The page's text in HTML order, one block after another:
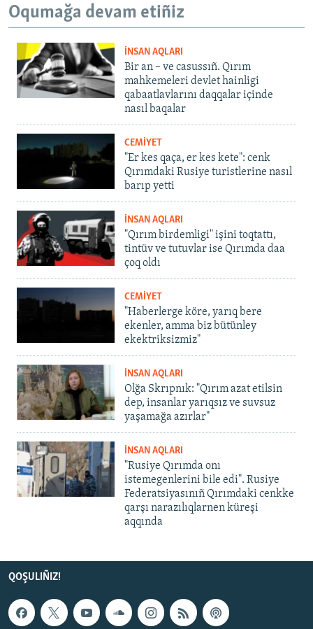
Oqumağa devam etiñiz
İNSAN AQLARI
Bir an – ve casussıñ. Qırım
mahkemeleri devlet hainligi
qabaatlavlarını daqqalar içinde
nasıl baqalar
CEMİYET
"Er kes qaça, er kes kete": cenk
Qırımdaki Rusiye turistlerine nasıl
barıp yetti
İNSAN AQLARI
"Qırım birdemligi" işini toqtattı,
tintüv ve tutuvlar ise Qırımda daa
çoq oldı
CEMİYET
"Haberlerge köre, yarıq bere
ekenler, amma biz bütünley
ekektriksizmiz"
İNSAN AQLARI
Olğa Skrıpnık: "Qırım azat etilsin
dep, insanlar yarıqsız ve suvsuz
yaşamağa azırlar"
İNSAN AQLARI
"Rusiye Qırımda onı
istemegenlerini bile edi". Rusiye
Federatsiyasınıñ Qırımdaki cenkke
qarşı narazılıqlarnen küreşi
aqqında
QOŞULIÑIZ!